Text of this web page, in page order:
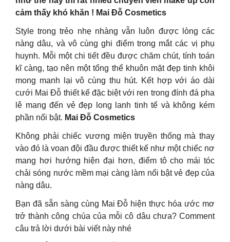
cảm thấy khó khăn ! Mai Đỗ Cosmetics
Style trong trẻo nhẹ nhàng vẫn luôn được lòng các
nàng dâu, và vô cùng ghi điểm trong mắt các vị phụ
huynh. Mỗi một chi tiết đều được chăm chút, tính toán
kĩ càng, tạo nên một tổng thể khuôn mặt đẹp tinh khôi
mong manh lại vô cùng thu hút. Kết hợp với áo dài
cưới Mai Đỗ thiết kế đặc biệt với ren trong đính đá pha
lê mang đến vẻ đẹp long lanh tinh tế và không kém
phần nổi bật. Mai Đỗ Cosmetics
Không phải chiếc vương miện truyền thống mà thay
vào đó là voan đội đầu được thiết kế như một chiếc nơ
mang hơi hướng hiện đại hơn, điểm tô cho mái tóc
chải sóng nước mềm mại càng làm nổi bật vẻ đẹp của
nàng dâu.
Bạn đã sẵn sàng cùng Mai Đỗ hiện thực hóa ước mơ
trở thành công chúa của mỗi cô dâu chưa? Comment
câu trả lời dưới bài viết này nhé